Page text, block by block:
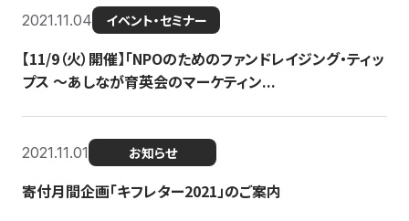
2021.11.04 イベント・セミナー
【11/9（火）開催】「NPOのためのファンドレイジング・ティッ
プス 〜あしなが育英会のマーケティン...
2021.11.01 お知らせ
寄付月間企画「キフレター2021」のご案内